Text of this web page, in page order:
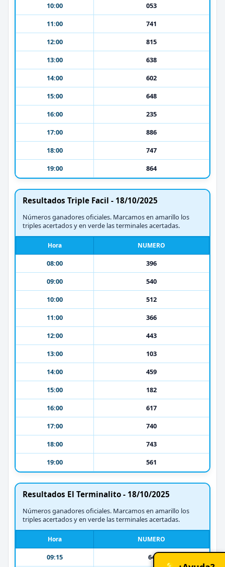
10:00
053
11:00
741
12:00
815
13:00
638
14:00
602
15:00
648
16:00
235
17:00
886
18:00
747
19:00
864
Resultados Triple Facil - 18/10/2025
Números ganadores oficiales. Marcamos en amarillo los
triples acertados y en verde las terminales acertadas.
Hora NUMERO
08:00
396
09:00
540
10:00
512
11:00
366
12:00
443
13:00
103
14:00
459
15:00
182
16:00
617
17:00
740
18:00
743
19:00
561
Resultados El Terminalito - 18/10/2025
Números ganadores oficiales. Marcamos en amarillo los
triples acertados y en verde las terminales acertadas.
Hora NUMERO
09:15 64